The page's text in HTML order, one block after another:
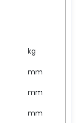
kg
mm
mm
mm